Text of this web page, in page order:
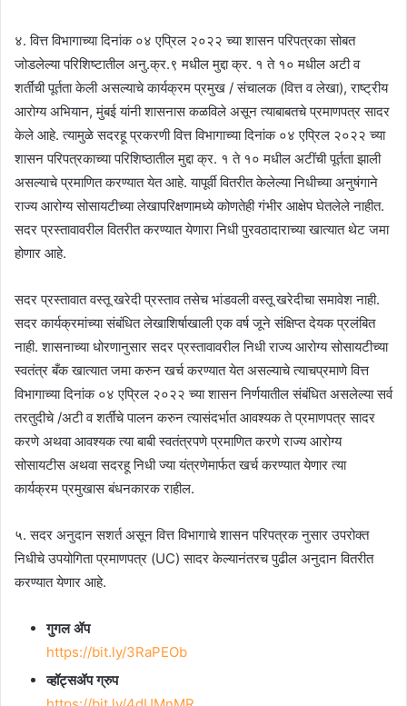
४. वित्त विभागाच्या दिनांक ०४ एप्रिल २०२२ च्या शासन परिपत्रका सोबत
जोडलेल्या परिशिष्टातील अनु.क्र.९ मधील मुद्दा क्र. १ ते १० मधील अटी व
शर्तींची पूर्तता केली असल्याचे कार्यक्रम प्रमुख / संचालक (वित्त व लेखा), राष्ट्रीय
आरोग्य अभियान, मुंबई यांनी शासनास कळविले असून त्याबाबतचे प्रमाणपत्र सादर
केले आहे. त्यामुळे सदरहू प्रकरणी वित्त विभागाच्या दिनांक ०४ एप्रिल २०२२ च्या
शासन परिपत्रकाच्या परिशिष्ठातील मुद्दा क्र. १ ते १० मधील अटींची पूर्तता झाली
असल्याचे प्रमाणित करण्यात येत आहे. यापूर्वी वितरीत केलेल्या निधीच्या अनुषंगाने
राज्य आरोग्य सोसायटीच्या लेखापरिक्षणामध्ये कोणतेही गंभीर आक्षेप घेतलेले नाहीत.
सदर प्रस्तावावरील वितरीत करण्यात येणारा निधी पुरवठादाराच्या खात्यात थेट जमा
होणार आहे.
सदर प्रस्तावात वस्तू खरेदी प्रस्ताव तसेच भांडवली वस्तू खरेदीचा समावेश नाही.
सदर कार्यक्रमांच्या संबंधित लेखाशिर्षाखाली एक वर्ष जूने संक्षिप्त देयक प्रलंबित
नाही. शासनाच्या धोरणानुसार सदर प्रस्तावावरील निधी राज्य आरोग्य सोसायटीच्या
स्वतंत्र बँक खात्यात जमा करुन खर्च करण्यात येत असल्याचे त्याचप्रमाणे वित्त
विभागाच्या दिनांक ०४ एप्रिल २०२२ च्या शासन निर्णयातील संबंधित असलेल्या सर्व
तरतुदीचे /अटी व शर्तींचे पालन करुन त्यासंदर्भात आवश्यक ते प्रमाणपत्र सादर
करणे अथवा आवश्यक त्या बाबी स्वतंत्रपणे प्रमाणित करणे राज्य आरोग्य
सोसायटीस अथवा सदरहू निधी ज्या यंत्रणेमार्फत खर्च करण्यात येणार त्या
कार्यक्रम प्रमुखास बंधनकारक राहील.
५. सदर अनुदान सशर्त असून वित्त विभागाचे शासन परिपत्रक नुसार उपरोक्त
निधीचे उपयोगिता प्रमाणपत्र (UC) सादर केल्यानंतरच पुढील अनुदान वितरीत
करण्यात येणार आहे.
गुगल ॲप
https://bit.ly/3RaPEOb
व्हॉट्सॲप ग्रुप